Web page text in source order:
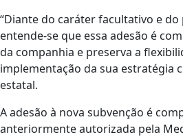
“Diante do caráter facultativo e
entende-se que essa adesão é
da companhia e preserva a
implementação da sua estratégia
estatal.
A adesão à nova subvenção é
anteriormente autorizada pela